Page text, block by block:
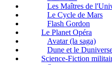
Les Maîtres de
Le Cycle de Mars
Flash Gordon
Le Planet Opéra
Avatar (la saga)
Dune et le
Science-Fiction